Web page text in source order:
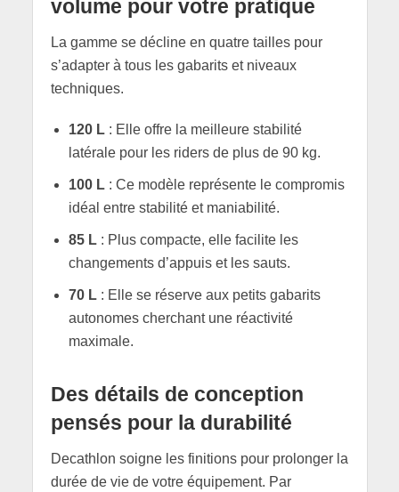
volume pour votre pratique
La gamme se décline en quatre tailles pour
s’adapter à tous les gabarits et niveaux
techniques.
120 L: Elle offre la meilleure stabilité
latérale pour les riders de plus de 90 kg.
100 L: Ce modèle représente le compromis
idéal entre stabilité et maniabilité.
85 L: Plus compacte, elle facilite les
changements d’appuis et les sauts.
70 L: Elle se réserve aux petits gabarits
autonomes cherchant une réactivité
maximale.
Des détails de conception
pensés pour la durabilité
Decathlon soigne les finitions pour prolonger la
durée de vie de votre équipement. Par